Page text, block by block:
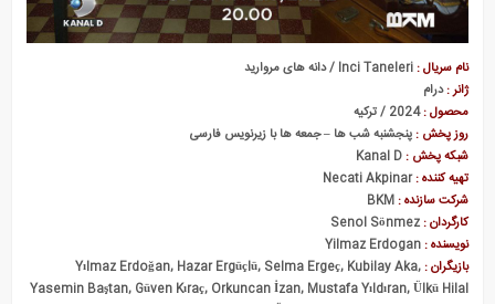
نام سریال :Inci Taneleri / دانه های مروارید
ژانر :درام
محصول :2024 / ترکیه
روز پخش :پنجشنبه شب ها – جمعه ها با زیرنویس فارسی
شبکه پخش :Kanal D
تهیه کننده :Necati Akpinar
شرکت سازنده :BKM
کارگردان :Senol Sönmez
نویسنده :Yilmaz Erdogan
بازیگران :Yılmaz Erdoğan, Hazar Ergüçlü, Selma Ergeç, Kubilay Aka,
Yasemin Baştan, Güven Kıraç, Orkuncan İzan, Mustafa Yıldıran, Ülkü Hilal